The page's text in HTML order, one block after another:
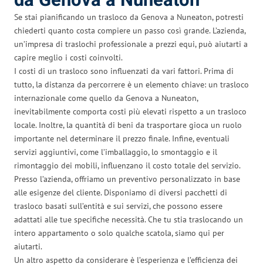
Se stai pianificando un trasloco da Genova a Nuneaton, potresti
chiederti quanto costa compiere un passo così grande. L’azienda,
un’impresa di traslochi professionale a prezzi equi, può aiutarti a
capire meglio i costi coinvolti.
I costi di un trasloco sono influenzati da vari fattori. Prima di
tutto, la distanza da percorrere è un elemento chiave: un trasloco
internazionale come quello da Genova a Nuneaton,
inevitabilmente comporta costi più elevati rispetto a un trasloco
locale. Inoltre, la quantità di beni da trasportare gioca un ruolo
importante nel determinare il prezzo finale. Infine, eventuali
servizi aggiuntivi, come l’imballaggio, lo smontaggio e il
rimontaggio dei mobili, influenzano il costo totale del servizio.
Presso l’azienda, offriamo un preventivo personalizzato in base
alle esigenze del cliente. Disponiamo di diversi pacchetti di
trasloco basati sull’entità e sui servizi, che possono essere
adattati alle tue specifiche necessità. Che tu stia traslocando un
intero appartamento o solo qualche scatola, siamo qui per
aiutarti.
Un altro aspetto da considerare è l’esperienza e l’efficienza dei